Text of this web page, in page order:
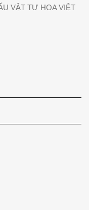
VẬT TƯ HOA VIỆT